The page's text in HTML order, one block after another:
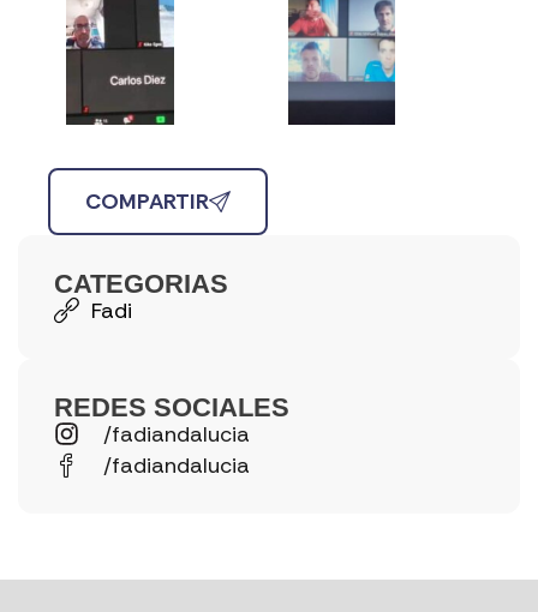
COMPARTIR
CATEGORIAS
Fadi
REDES SOCIALES
/fadiandalucia
/fadiandalucia